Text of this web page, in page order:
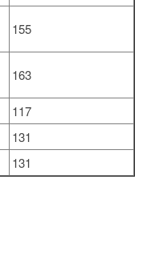
155
163
117
131
131